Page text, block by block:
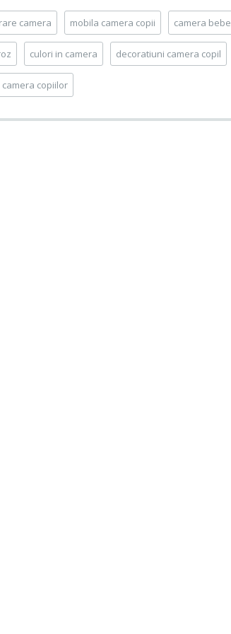
camera mobila camera copii camera bebe
culori in camera decoratiuni camera copil
camera copiilor